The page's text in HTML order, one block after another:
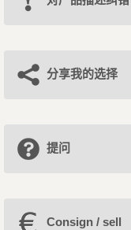
分享我的选择
提问
Consign / sell